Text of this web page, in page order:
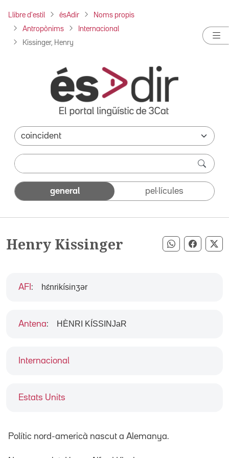
Llibre d'estil ésAdir Noms propis
Antropònims Internacional
Kissinger, Henry
general pel·lícules
Henry Kissinger Compartir
Internacional
Estats Units
AFI : hɛ́nrikísinʒər
Antena: HÈNRI KÍSSINJaR
Polític nord-americà nascut a Alemanya.